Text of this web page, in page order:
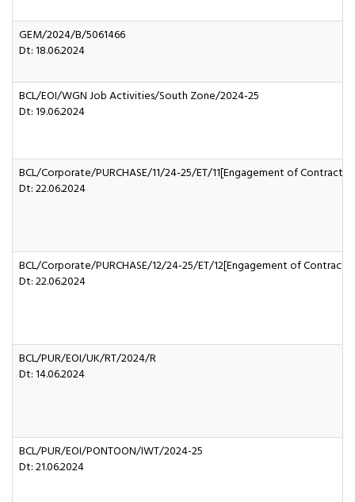
GEM/2024/B/5061466
Dt: 18.06.2024
BCL/EOI/WGN Job Activities/South Zone/2024-25
Dt: 19.06.2024
BCL/Corporate/PURCHASE/11/24-25/ET/11[Engagement of
Dt: 22.06.2024
BCL/Corporate/PURCHASE/12/24-25/ET/12[Engagement of
Dt: 22.06.2024
BCL/PUR/EOI/UK/RT/2024/R
Dt: 14.06.2024
BCL/PUR/EOI/PONTOON/IWT/2024-25
Dt: 21.06.2024